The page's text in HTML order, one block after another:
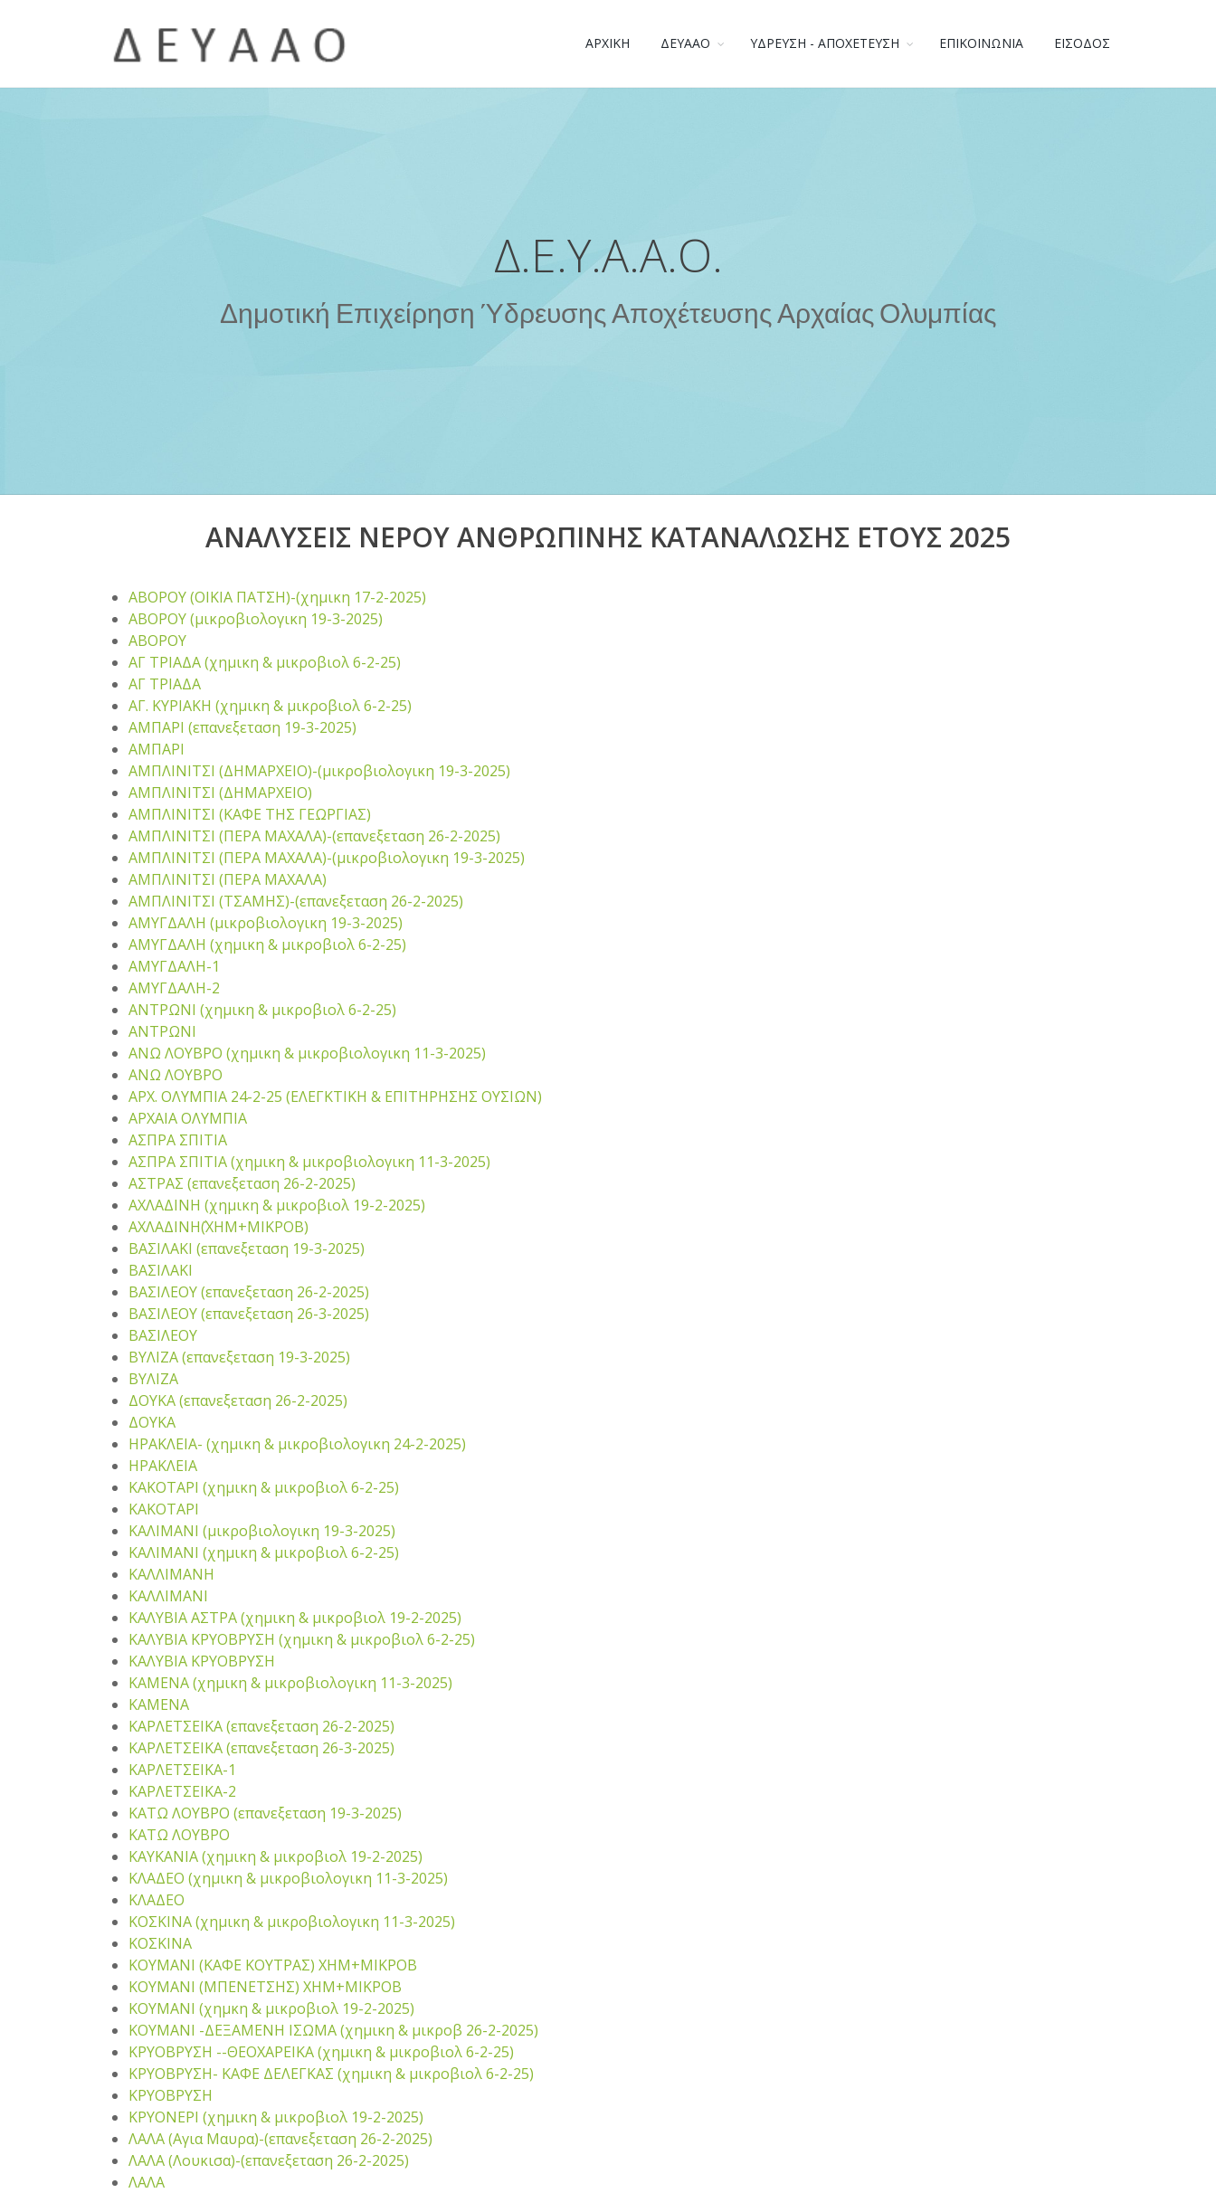
ΑΡΧΙΚΗ ΔΕΥΑΑΟ ΥΔΡΕΥΣΗ - ΑΠΟΧΕΤΕΥΣΗ ΕΠΙΚΟΙΝΩΝΙΑ ΕΙΣΟΔΟΣ
Δ.Ε.Υ.Α.Α.Ο.
Δημοτική Επιχείρηση Ύδρευσης Αποχέτευσης Αρχαίας Ολυμπίας
ΑΝΑΛΥΣΕΙΣ ΝΕΡΟΥ ΑΝΘΡΩΠΙΝΗΣ ΚΑΤΑΝΑΛΩΣΗΣ ΕΤΟΥΣ 2025
ΑΒΟΡΟΥ (ΟΙΚΙΑ ΠΑΤΣΗ)-(χημικη 17-2-2025)
ΑΒΟΡΟΥ (μικροβιολογικη 19-3-2025)
ΑΒΟΡΟΥ
ΑΓ ΤΡΙΑΔΑ (χημικη & μικροβιολ 6-2-25)
ΑΓ ΤΡΙΑΔΑ
ΑΓ. ΚΥΡΙΑΚΗ (χημικη & μικροβιολ 6-2-25)
ΑΜΠΑΡΙ (επανεξεταση 19-3-2025)
ΑΜΠΑΡΙ
ΑΜΠΛΙΝΙΤΣΙ (ΔΗΜΑΡΧΕΙΟ)-(μικροβιολογικη 19-3-2025)
ΑΜΠΛΙΝΙΤΣΙ (ΔΗΜΑΡΧΕΙΟ)
ΑΜΠΛΙΝΙΤΣΙ (ΚΑΦΕ ΤΗΣ ΓΕΩΡΓΙΑΣ)
ΑΜΠΛΙΝΙΤΣΙ (ΠΕΡΑ ΜΑΧΑΛΑ)-(επανεξεταση 26-2-2025)
ΑΜΠΛΙΝΙΤΣΙ (ΠΕΡΑ ΜΑΧΑΛΑ)-(μικροβιολογικη 19-3-2025)
ΑΜΠΛΙΝΙΤΣΙ (ΠΕΡΑ ΜΑΧΑΛΑ)
ΑΜΠΛΙΝΙΤΣΙ (ΤΣΑΜΗΣ)-(επανεξεταση 26-2-2025)
ΑΜΥΓΔΑΛΗ (μικροβιολογικη 19-3-2025)
ΑΜΥΓΔΑΛΗ (χημικη & μικροβιολ 6-2-25)
ΑΜΥΓΔΑΛΗ-1
ΑΜΥΓΔΑΛΗ-2
ΑΝΤΡΩΝΙ (χημικη & μικροβιολ 6-2-25)
ΑΝΤΡΩΝΙ
ΑΝΩ ΛΟΥΒΡΟ (χημικη & μικροβιολογικη 11-3-2025)
ΑΝΩ ΛΟΥΒΡΟ
ΑΡΧ. ΟΛΥΜΠΙΑ 24-2-25 (ΕΛΕΓΚΤΙΚΗ & ΕΠΙΤΗΡΗΣΗΣ ΟΥΣΙΩΝ)
ΑΡΧΑΙΑ ΟΛΥΜΠΙΑ
ΑΣΠΡΑ ΣΠΙΤΙΑ
ΑΣΠΡΑ ΣΠΙΤΙΑ (χημικη & μικροβιολογικη 11-3-2025)
ΑΣΤΡΑΣ (επανεξεταση 26-2-2025)
ΑΧΛΑΔΙΝΗ (χημικη & μικροβιολ 19-2-2025)
ΑΧΛΑΔΙΝΗ΄(ΧΗΜ+ΜΙΚΡΟΒ)
ΒΑΣΙΛΑΚΙ (επανεξεταση 19-3-2025)
ΒΑΣΙΛΑΚΙ
ΒΑΣΙΛΕΟΥ (επανεξεταση 26-2-2025)
ΒΑΣΙΛΕΟΥ (επανεξεταση 26-3-2025)
ΒΑΣΙΛΕΟΥ
ΒΥΛΙΖΑ (επανεξεταση 19-3-2025)
ΒΥΛΙΖΑ
ΔΟΥΚΑ (επανεξεταση 26-2-2025)
ΔΟΥΚΑ
ΗΡΑΚΛΕΙΑ- (χημικη & μικροβιολογικη 24-2-2025)
ΗΡΑΚΛΕΙΑ
ΚΑΚΟΤΑΡΙ (χημικη & μικροβιολ 6-2-25)
ΚΑΚΟΤΑΡΙ
ΚΑΛΙΜΑΝΙ (μικροβιολογικη 19-3-2025)
ΚΑΛΙΜΑΝΙ (χημικη & μικροβιολ 6-2-25)
ΚΑΛΛΙΜΑΝΗ
ΚΑΛΛΙΜΑΝΙ
ΚΑΛΥΒΙΑ ΑΣΤΡΑ (χημικη & μικροβιολ 19-2-2025)
ΚΑΛΥΒΙΑ ΚΡΥΟΒΡΥΣΗ (χημικη & μικροβιολ 6-2-25)
ΚΑΛΥΒΙΑ ΚΡΥΟΒΡΥΣΗ
ΚΑΜΕΝΑ (χημικη & μικροβιολογικη 11-3-2025)
ΚΑΜΕΝΑ
ΚΑΡΛΕΤΣΕΙΚΑ (επανεξεταση 26-2-2025)
ΚΑΡΛΕΤΣΕΙΚΑ (επανεξεταση 26-3-2025)
ΚΑΡΛΕΤΣΕΙΚΑ-1
ΚΑΡΛΕΤΣΕΙΚΑ-2
ΚΑΤΩ ΛΟΥΒΡΟ (επανεξεταση 19-3-2025)
ΚΑΤΩ ΛΟΥΒΡΟ
ΚΑΥΚΑΝΙΑ (χημικη & μικροβιολ 19-2-2025)
ΚΛΑΔΕΟ (χημικη & μικροβιολογικη 11-3-2025)
ΚΛΑΔΕΟ
ΚΟΣΚΙΝΑ (χημικη & μικροβιολογικη 11-3-2025)
ΚΟΣΚΙΝΑ
ΚΟΥΜΑΝΙ (ΚΑΦΕ ΚΟΥΤΡΑΣ) ΧΗΜ+ΜΙΚΡΟΒ
ΚΟΥΜΑΝΙ (ΜΠΕΝΕΤΣΗΣ) ΧΗΜ+ΜΙΚΡΟΒ
ΚΟΥΜΑΝΙ (χημκη & μικροβιολ 19-2-2025)
ΚΟΥΜΑΝΙ -ΔΕΞΑΜΕΝΗ ΙΣΩΜΑ (χημικη & μικροβ 26-2-2025)
ΚΡΥΟΒΡΥΣΗ --ΘΕΟΧΑΡΕΙΚΑ (χημικη & μικροβιολ 6-2-25)
ΚΡΥΟΒΡΥΣΗ- ΚΑΦΕ ΔΕΛΕΓΚΑΣ (χημικη & μικροβιολ 6-2-25)
ΚΡΥΟΒΡΥΣΗ
ΚΡΥΟΝΕΡΙ (χημικη & μικροβιολ 19-2-2025)
ΛΑΛΑ (Αγια Μαυρα)-(επανεξεταση 26-2-2025)
ΛΑΛΑ (Λουκισα)-(επανεξεταση 26-2-2025)
ΛΑΛΑ